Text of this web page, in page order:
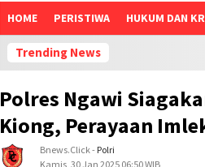
HOME PERISTIWA HUKUM DAN
Trending News
Polres Ngawi
Kiong, Perayaan
Bnews.click- Polri
Kamis, 30 Jan 2025 06:50 WIB